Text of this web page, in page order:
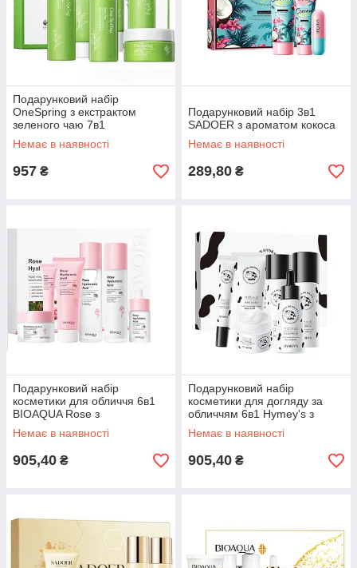
Подарунковий набір
OneSpring з екстрактом
зеленого чаю 7в1
Немає в наявності
957 ₴
Подарунковий набір 3в1
SADOER з ароматом кокоса
Немає в наявності
289,80 ₴
Подарунковий набір
косметики для обличчя 6в1
BIOAQUA Rose з
гіалуроновою кислотою
Немає в наявності
905,40 ₴
Подарунковий набір
косметики для догляду за
обличчям 6в1 Hymey's з
протеїнами молока
Немає в наявності
905,40 ₴